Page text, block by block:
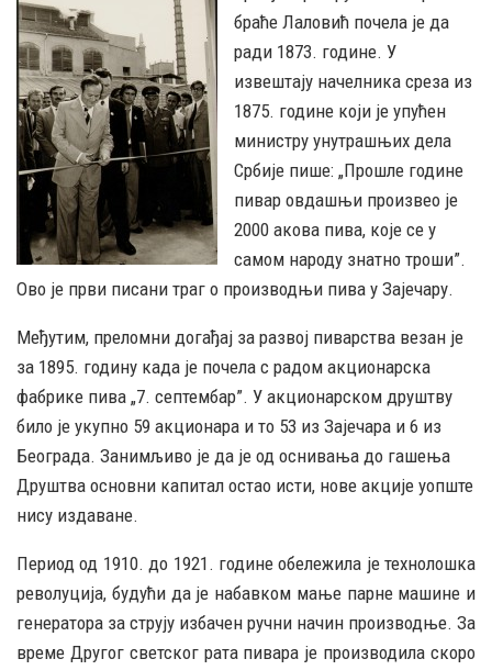
браће Лаловић почела је да
ради 1873. године. У
извештају начелника среза из
1875. године који је упућен
министру унутрашњих дела
Србије пише: „Прошле године
пивар овдашњи произвео је
2000 акова пива, које се у
самом народу знатно троши”.
Ово је први писани траг о производњи пива у Зајечару.
Међутим, преломни догађај за развој пиварства везан је
за 1895. годину када је почела с радом акционарска
фабрике пива „7. септембар”. У акционарском друштву
било је укупно 59 акционара и то 53 из Зајечара и 6 из
Београда. Занимљиво је да је од оснивања до гашења
Друштва основни капитал остао исти, нове акције уопште
нису издаване.
Период од 1910. до 1921. године обележила је технолошка
револуција, будући да је набавком мање парне машине и
генератора за струју избачен ручни начин производње. За
време Другог светског рата пивара је производила скоро